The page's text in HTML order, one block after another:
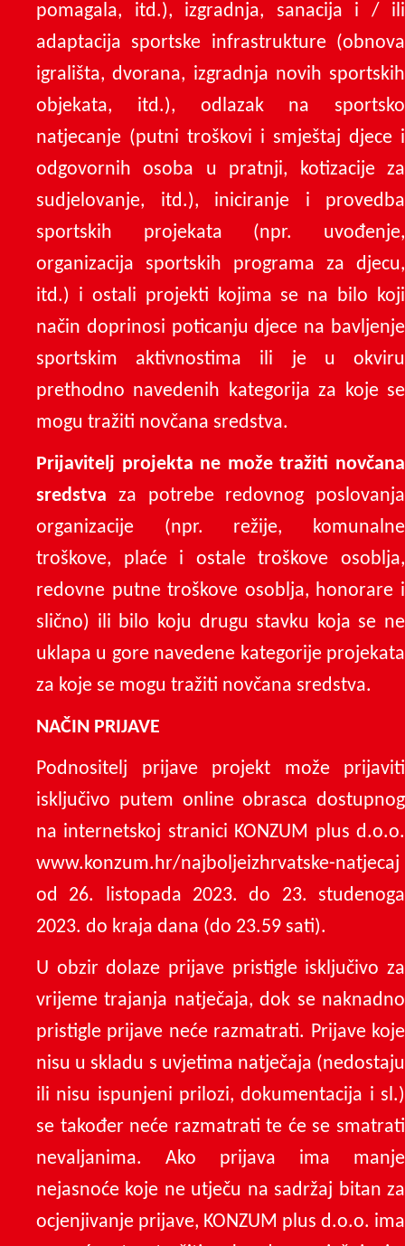
pomagala, itd.), izgradnja, sanacija i / ili
adaptacija sportske infrastrukture (obnova
igrališta, dvorana, izgradnja novih sportskih
objekata, itd.), odlazak na sportsko
natjecanje (putni troškovi i smještaj djece i
odgovornih osoba u pratnji, kotizacije za
sudjelovanje, itd.), iniciranje i provedba
sportskih projekata (npr. uvođenje,
organizacija sportskih programa za djecu,
itd.) i ostali projekti kojima se na bilo koji
način doprinosi poticanju djece na bavljenje
sportskim aktivnostima ili je u okviru
prethodno navedenih kategorija za koje se
mogu tražiti novčana sredstva.
Prijavitelj projekta ne može tražiti novčana
sredstva za potrebe redovnog poslovanja
organizacije (npr. režije, komunalne
troškove, plaće i ostale troškove osoblja,
redovne putne troškove osoblja, honorare i
slično) ili bilo koju drugu stavku koja se ne
uklapa u gore navedene kategorije projekata
za koje se mogu tražiti novčana sredstva.
NAČIN PRIJAVE
Podnositelj prijave projekt može prijaviti
isključivo putem online obrasca dostupnog
na internetskoj stranici KONZUM plus d.o.o.
www.konzum.hr/najboljeizhrvatske-natjecaj
od 26. listopada 2023. do 23. studenoga
2023. do kraja dana (do 23.59 sati).
U obzir dolaze prijave pristigle isključivo za
vrijeme trajanja natječaja, dok se naknadno
pristigle prijave neće razmatrati. Prijave koje
nisu u skladu s uvjetima natječaja (nedostaju
ili nisu ispunjeni prilozi, dokumentacija i sl.)
se također neće razmatrati te će se smatrati
nevaljanima. Ako prijava ima manje
nejasnoće koje ne utječu na sadržaj bitan za
ocjenjivanje prijave, KONZUM plus d.o.o. ima